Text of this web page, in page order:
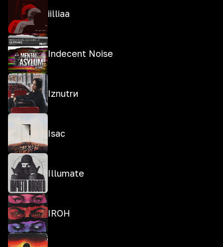
iilliaa
Indecent Noise
Iznutrи
Isac
Illumate
IROH